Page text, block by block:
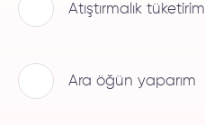
Atıştırmalık tüketirim
Ara öğün yaparım